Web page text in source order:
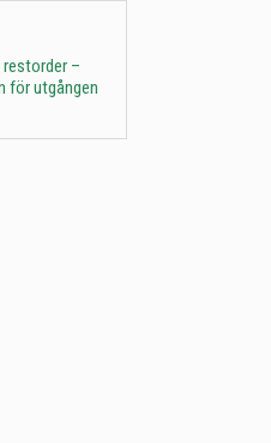
restorder –
för utgången